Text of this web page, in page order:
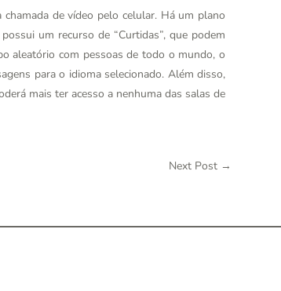
de vídeo pelo celular. Há um plano
um recurso de “Curtidas”, que podem
aleatório com pessoas de todo o mundo, o
para o idioma selecionado. Além disso,
mais ter acesso a nenhuma das salas de
Next Post →